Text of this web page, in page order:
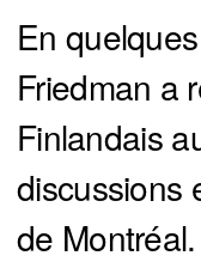
En
Friedman a
Finlandais
discussions
de Montréal.